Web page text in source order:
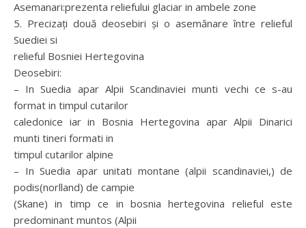
Asemanari:prezenta reliefului glaciar in ambele zone
5. Precizaţi două deosebiri şi o asemănare între relieful
Suediei si
relieful Bosniei Hertegovina
Deosebiri:
– In Suedia apar Alpii Scandinaviei munti vechi ce s-au
format in timpul cutarilor
caledonice iar in Bosnia Hertegovina apar Alpii Dinarici
munti tineri formati in
timpul cutarilor alpine
– In Suedia apar unitati montane (alpii scandinaviei,) de
podis(norlland) de campie
(Skane) in timp ce in bosnia hertegovina relieful este
predominant muntos (Alpii